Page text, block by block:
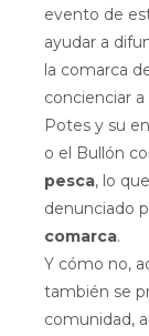
evento de
ayudar a
la comarca
concienciar
Potes y su
o el Bullón
pesca, lo
denunciado
comarca.
Y cómo no,
también se
comunidad,